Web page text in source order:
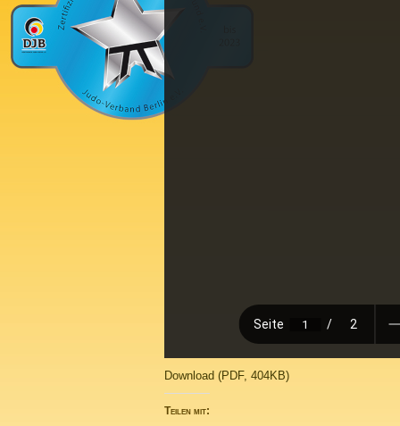
Download (PDF, 404KB)
Teilen mit: